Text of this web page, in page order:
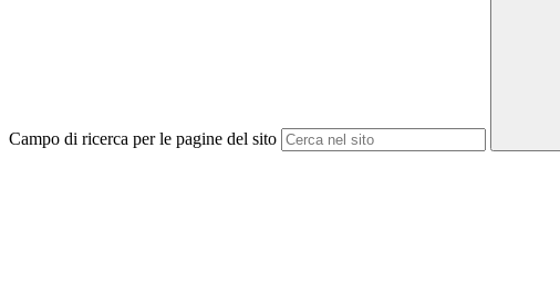
Campo di ricerca per le pagine del sito